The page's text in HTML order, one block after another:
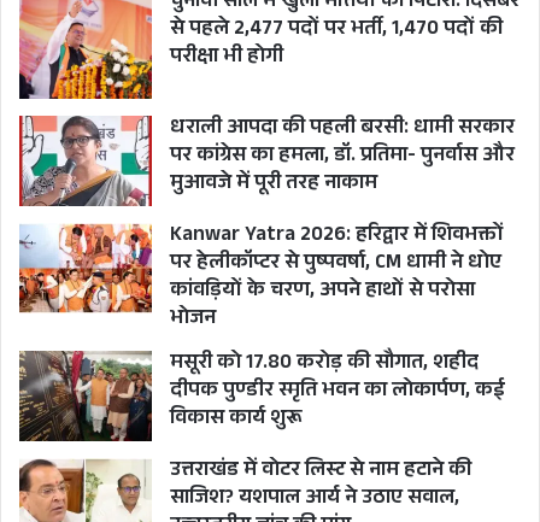
शुमार हैं।
से पहले 2,477 पदों पर भर्ती, 1,470 पदों की
परीक्षा भी होगी
धराली आपदा की पहली बरसी: धामी सरकार
पर कांग्रेस का हमला, डॉ. प्रतिमा- पुनर्वास और
मुआवजे में पूरी तरह नाकाम
Kanwar Yatra 2026: हरिद्वार में शिवभक्तों
पर हेलीकॉप्टर से पुष्पवर्षा, CM धामी ने धोए
कांवड़ियों के चरण, अपने हाथों से परोसा
भोजन
मसूरी को 17.80 करोड़ की सौगात, शहीद
दीपक पुण्डीर स्मृति भवन का लोकार्पण, कई
विकास कार्य शुरू
उत्तराखंड में वोटर लिस्ट से नाम हटाने की
साजिश? यशपाल आर्य ने उठाए सवाल,